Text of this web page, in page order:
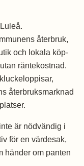
återbruk,
och lokala köp-
räntekostnad.
återbruksmarknad
är nödvändig i
för en värdesak,
händer om panten